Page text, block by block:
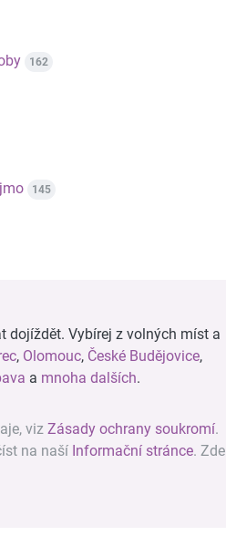
162
145
dojíždět. Vybírej z volných míst a
, Olomouc, České Budějovice,
a mnoha dalších.
viz Zásady ochrany soukromí.
na naší Informační stránce. Zde